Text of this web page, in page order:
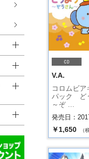
V.A.
コロムビア
パック ど
～ぞ …
発売日：
￥1,650 （